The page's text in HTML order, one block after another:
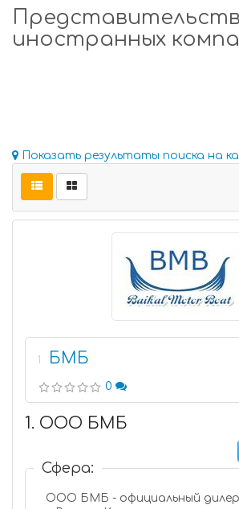
иностранных
Показать результаты поиска на
1 БМБ
0
1. ООО БМБ
Сфера:
ООО БМБ - официальный дилер